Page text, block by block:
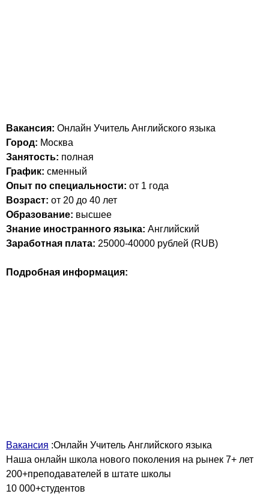
Вакансия: Онлайн Учитель Английского языка
Город: Москва
Занятость: полная
График: сменный
Опыт по специальности: от 1 года
Возраст: от 20 до 40 лет
Образование: высшее
Знание иностранного языка: Английский
Заработная плата: 25000-40000 рублей (RUB)
Подробная информация:
Вакансия :Онлайн Учитель Английского языка
Наша онлайн школа нового поколения на рынек 7+ лет
200+преподавателей в штате школы
10 000+студентов